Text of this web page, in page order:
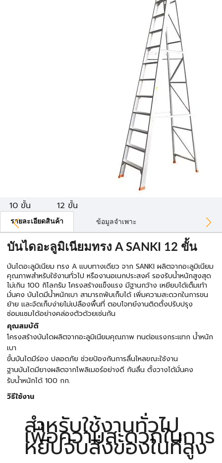
10 ขั้น 12 ขั้น
รายละเอียดสินค้า ข้อมูลจำเพาะ
บันไดอะลูมิเนียมทรง A SANKI 12 ขั้น
บันไดอะลูมิเนียม ทรง A แบบทางเดียว จาก SANKI ผลิตจากอะลูมิเนียม
คุณภาพสำหรับใช้งานทั่วไป หรืองานอเนกประสงค์ รองรับน้ำหนักสูงสุด
ไม่เกิน 100 กิโลกรัม โครงสร้างแข็งแรง มีฐานกว้าง เหยียบได้เต็มเท้า
มั่นคง บันไดมีน้ำหนักเบา สามารถพับเก็บได้ เพิ่มความสะดวกในการขน
ย้าย และจัดเก็บง่ายไม่เปลืองพื้นที่ ตอบโจทย์งานติดตั้งปรับปรุง
ซ่อมแซมได้อย่างคล่องตัวด้วยเช่นกัน
คุณสมบัติ
โครงสร้างบันไดผลิตจากอะลูมิเนียมคุณภาพ ทนต่อแรงกระแทก น้ำหนัก
เบา
ขั้นบันไดมีร่อง ปลอดภัย ช่วยป้องกันการลื่นไหลขณะใช้งาน
ฐานบันไดมียางผลิตจากโพลิเมอร์อย่างดี กันลื่น ตั้งวางได้มั่นคง
รับน้ำหนักได้ 100 กก.
วิธีใช้งาน
สำหรับใช้งานทั่วไป
เพื่อความสะดวกในการ
หยิบจับสิ่งของในที่สูง